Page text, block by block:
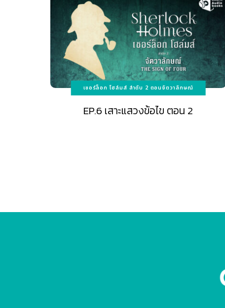
เชอร์ล็อก โฮล์มส์ ลำดับ 2 ตอนจัตวาลักษณ์
EP.6 เสาะแสวงข้อไข ตอน 2